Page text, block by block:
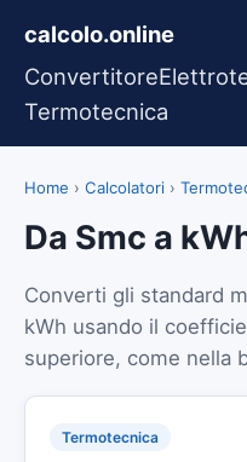
calcolo.online
Convertitore
Termotecnica
Home › Calcolatori ›
Da Smc a
Converti gli standard
kWh usando il
superiore, come nella
Termotecnica